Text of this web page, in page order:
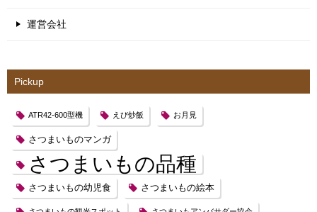
運営会社
Pickup
ATR42-600型機 えび炒飯 お月見
さつまいものマンガ
さつまいもの品種
さつまいもの幼児食 さつまいもの絵本